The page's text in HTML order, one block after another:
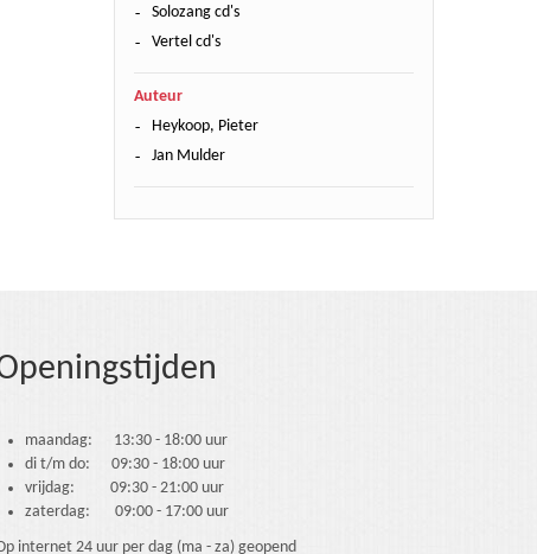
Solozang cd's
Vertel cd's
Auteur
Heykoop, Pieter
Jan Mulder
maandag: 13:30 - 18:00 uur
di t/m do: 09:30 - 18:00 uur
vrijdag: 09:30 - 21:00 uur
zaterdag: 09:00 - 17:00 uur
internet 24 uur per dag (ma - za) geopend